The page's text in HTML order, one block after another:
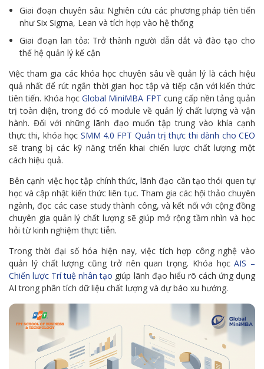
Giai đoạn chuyên sâu: Nghiên cứu các phương pháp tiên tiến
như Six Sigma, Lean và tích hợp vào hệ thống
Giai đoạn lan tỏa: Trở thành người dẫn dắt và đào tạo cho
thế hệ quản lý kế cận
Việc tham gia các khóa học chuyên sâu về quản lý là cách hiệu
quả nhất để rút ngắn thời gian học tập và tiếp cận với kiến thức
tiên tiến. Khóa họcGlobal MiniMBA FPT cung cấp nền tảng quản
trị toàn diện, trong đó có module về quản lý chất lượng và vận
hành. Đối với những lãnh đạo muốn tập trung vào khía cạnh
thực thi, khóa học SMM 4.0 FPT Quản trị thực thi dành cho CEO
sẽ trang bị các kỹ năng triển khai chiến lược chất lượng một
cách hiệu quả.
Bên cạnh việc học tập chính thức, lãnh đạo cần tạo thói quen tự
học và cập nhật kiến thức liên tục. Tham gia các hội thảo chuyên
ngành, đọc các case study thành công, và kết nối với cộng đồng
chuyên gia quản lý chất lượng sẽ giúp mở rộng tầm nhìn và học
hỏi từ kinh nghiệm thực tiễn.
Trong thời đại số hóa hiện nay, việc tích hợp công nghệ vào
quản lý chất lượng cũng trở nên quan trọng. Khóa họcAIS –
Chiến lược Trí tuệ nhân tạo giúp lãnh đạo hiểu rõ cách ứng dụng
AI trong phân tích dữ liệu chất lượng và dự báo xu hướng.